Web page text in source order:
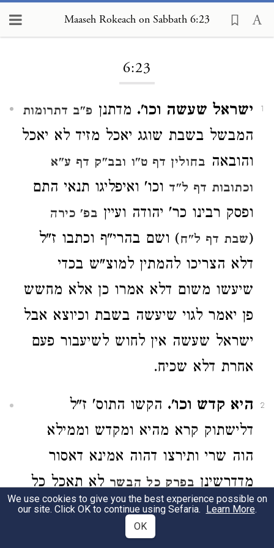
Maaseh Rokeach on Sabbath 6:23
6:23
1 ישראל שעשה וכו'. מדתנן פ"ב דתרומות
המבשל בשבת שוגג יאכל מזיד לא יאכל
והובאה בחולין דף ט"ו ובב"ק דף ע"א
וכתובות דף ל"ד וכו' ואיפליגו תנאי התם
ופסק רבינו כר' יהודה ועיין בפ' כירה
(שבת דף ל"ח) ושם בהרי"ף וכתבו ז"ל
דלא הצריכו להמתין למוצ"ש בכדי
שיעשו משום דלא אמרו כן אלא מחשש
פן יאמר לגוי שיעשה בשבת וכיוצא אבל
ישראל שעשה אין לחוש לשיעבור פעם
אחרת דלא שכיח.
2 היא קדש וכו'. הקשו התוס' ז"ל
דלישתוק קרא מהיא ומקדש וממילא
הוה שרי ותירצו דהוה אמינא דאסור
מדדרשינןבפרק כל הבשרלא תאכל כל
תועבה כל שתעבתי לך הרי הוא בבל
We use cookies to give you the best experience possible on
our site. Click OK to continue using Sefaria. Learn More.
OK